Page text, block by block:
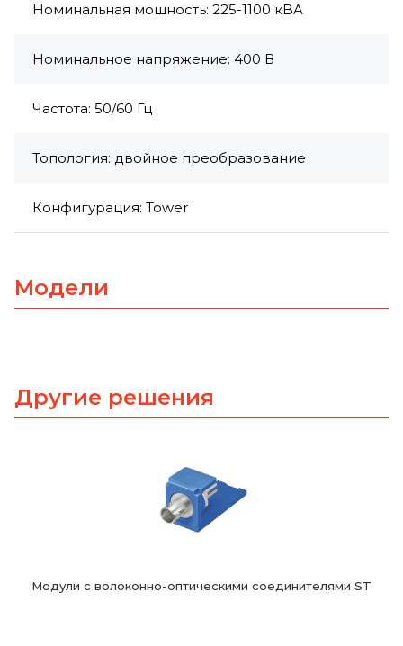
Номинальная мощность: 225-1100 кBA
Номинальное напряжение: 400 В
Частота: 50/60 Гц
Топология: двойное преобразование
Конфигурация: Tower
Модели
Другие решения
Модули с волоконно-оптическими соединителями ST